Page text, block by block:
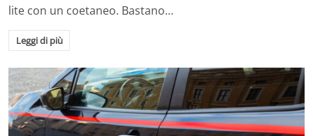
lite con un coetaneo. Bastano…
Leggi di più